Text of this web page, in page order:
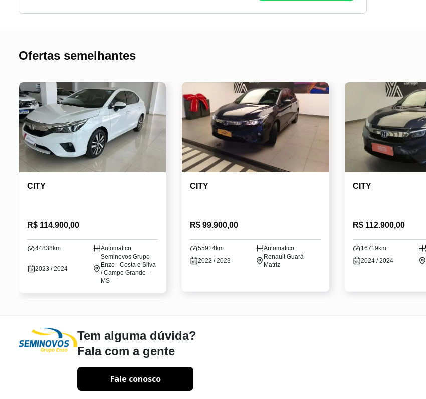
Ofertas semelhantes
CITY
R$ 114.900,00
44838km Automatico
2023 / 2024
Seminovos Grupo
Enzo - Costa e Silva
/ Campo Grande -
MS
CITY
R$ 99.900,00
55914km
Automatico
2022 / 2023
Renault Guará
Matriz
CITY
R$ 112.900,00
16719km
2024 / 2024
Tem alguma dúvida?
Fala com a gente
Fale conosco